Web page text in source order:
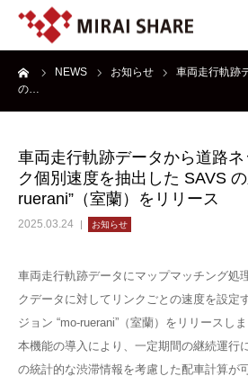
NEWS お知らせ
車両走行軌跡
の…
車両走行軌跡データから道路
ク個別速度を抽出した SAVS
ruerani”（室蘭）をリリース
2025.03.24 お知らせ
車両走行軌跡データにマップマッチング処
クデータに対してリンクごとの速度を設定
ジョン “mo-ruerani”（室蘭）をリリースしま
本機能の導入により、一定期間の継続運行
の統計的な渋滞情報を考慮した配車計算が
NEWS
SERVICE
REPORT
ABOUT